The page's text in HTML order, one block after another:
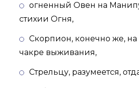
огненный Овен на
стихии Огня,
Скорпион, конечно же,
чакре выживания,
Стрельцу, разумеется,